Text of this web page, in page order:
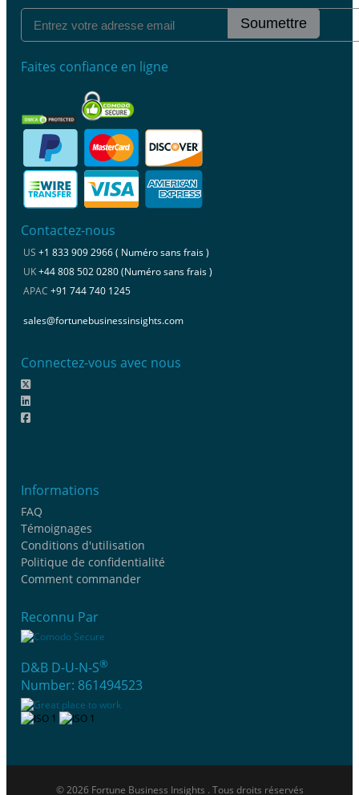
Soumettre
Faites confiance en ligne
Contactez-nous
US +1 833 909 2966 ( Numéro sans frais )
UK+44 808 502 0280 (Numéro sans frais )
APAC +91 744 740 1245
sales@fortunebusinessinsights.com
Connectez-vous avec nous
Informations
FAQ
Témoignages
Conditions d'utilisation
Politique de confidentialité
Comment commander
Reconnu Par
D&B D-U-N-S®
Number: 861494523
© 2026 Fortune Business Insights . Tous droits réservés